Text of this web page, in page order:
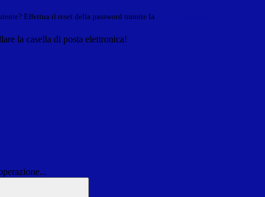
Effettua il reset della password tramite la
la casella di posta elettronica!